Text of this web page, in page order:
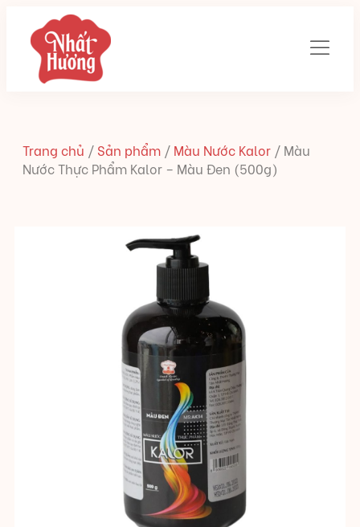
Trang chủ / Sản phẩm / Màu Nước Kalor / Màu
Nước Thực Phẩm Kalor – Màu Đen (500g)